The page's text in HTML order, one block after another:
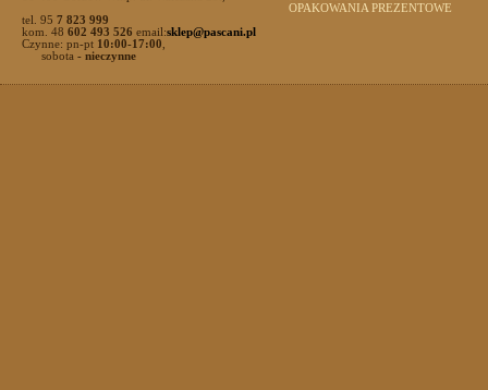
tel. 95 7 823 999
kom. 48 602 493 526 email:sklep@pascani.pl
Czynne: pn-pt 10:00-17:00
sobota - nieczynne
OPAKOWANIA PREZENTOWE